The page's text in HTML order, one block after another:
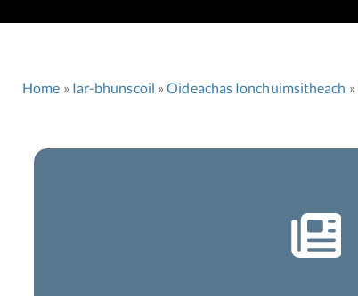
Home Iar-bhunscoil Oideachas Ionchuimsitheach